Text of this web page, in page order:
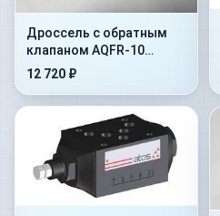
Дроссель с обратным
клапаном AQFR-10
(регулятор расхода
12 720 ₽